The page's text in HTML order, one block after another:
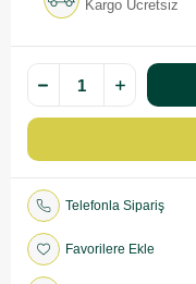
Kargo Ücretsiz
Telefonla Sipariş
Favorilere Ekle